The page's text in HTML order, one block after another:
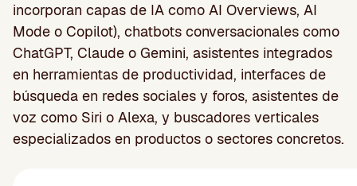
incorporan capas de IA como AI Overviews, AI
Mode o Copilot), chatbots conversacionales como
ChatGPT, Claude o Gemini, asistentes integrados
en herramientas de productividad, interfaces de
búsqueda en redes sociales y foros, asistentes de
voz como Siri o Alexa, y buscadores verticales
especializados en productos o sectores concretos.